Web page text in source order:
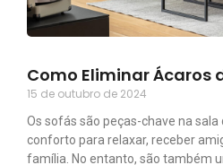
Como Eliminar Ácaros
15 de outubro de 2024
Os sofás são peças-chave na
conforto para relaxar, receber
família. No entanto, são também